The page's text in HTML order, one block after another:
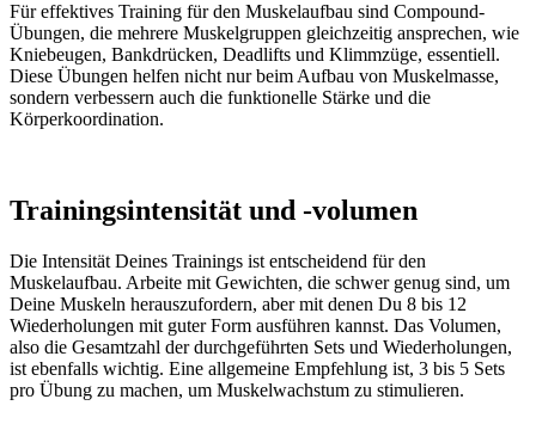
Für effektives Training für den Muskelaufbau sind Compound-
Übungen, die mehrere Muskelgruppen gleichzeitig ansprechen, wie
Kniebeugen, Bankdrücken, Deadlifts und Klimmzüge, essentiell.
Diese Übungen helfen nicht nur beim Aufbau von Muskelmasse,
sondern verbessern auch die funktionelle Stärke und die
Körperkoordination.
Trainingsintensität und -volumen
Die Intensität Deines Trainings ist entscheidend für den
Muskelaufbau. Arbeite mit Gewichten, die schwer genug sind, um
Deine Muskeln herauszufordern, aber mit denen Du 8 bis 12
Wiederholungen mit guter Form ausführen kannst. Das Volumen,
also die Gesamtzahl der durchgeführten Sets und Wiederholungen,
ist ebenfalls wichtig. Eine allgemeine Empfehlung ist, 3 bis 5 Sets
pro Übung zu machen, um Muskelwachstum zu stimulieren.